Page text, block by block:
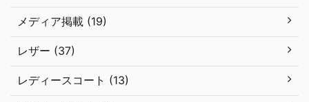
メディア掲載 (19)
レザー (37)
レディースコート (13)